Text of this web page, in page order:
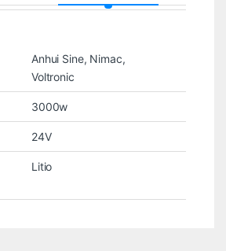
Anhui Sine, Nimac,
Voltronic
3000w
24V
Litio